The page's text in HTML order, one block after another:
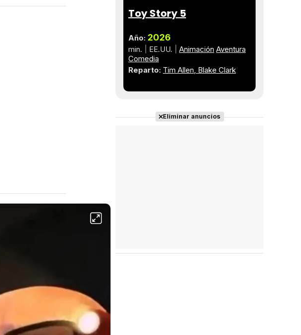
Toy Story 5
Año: 2026
min. EE.UU. Animación Aventura
Comedia
Reparto: Tim Allen Blake Clark
Eliminar anuncios